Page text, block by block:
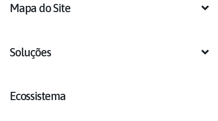
Mapa do Site
Soluções
Ecossistema